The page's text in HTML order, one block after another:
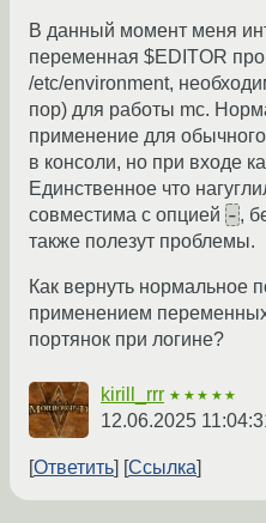
В данный момент меня
переменная $EDITOR
/etc/environment,
пор) для работы mc.
применение для
в консоли, но при входе
Единственное что
совместима с опцией - ,
также полезут проблемы.
Как вернуть нормальное
применением
портянок при логине?
kirill_rrr ★★★★★
12.06.2025
Ответить Ссылка